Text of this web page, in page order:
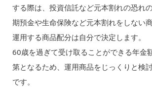
する際は、投資信託など元本割れの恐れ
期預金や生命保険など元本割れをしない
運用する商品配分は自分で決定します。
60歳を過ぎて受け取ることができる年金
第となるため、運用商品をじっくりと検
です。